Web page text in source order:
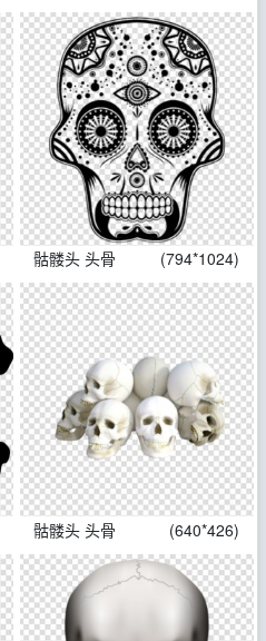
骷髅头 头骨 (794*1024)
骷髅头 头骨 (640*426)